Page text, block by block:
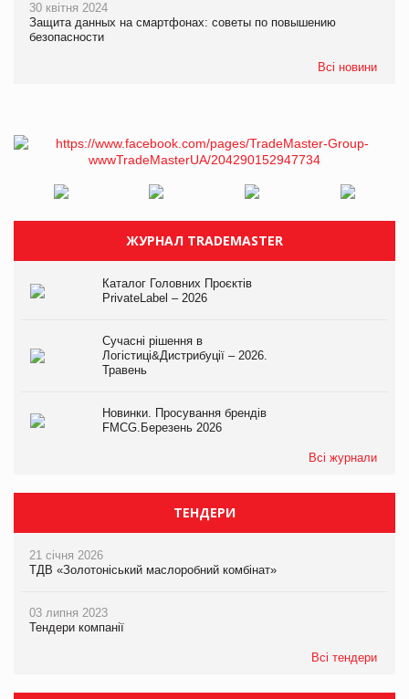
30 квітня 2024
Защита данных на смартфонах: советы по повышению
безопасности
Всі новини
ЖУРНАЛ TRADEMASTER
Каталог Головних Проєктів
PrivateLabel – 2026
Сучасні рішення в
Логістиці&Дистрибуції – 2026.
Травень
Новинки. Просування брендів
FMCG.Березень 2026
Всі журнали
ТЕНДЕРИ
21 січня 2026
ТДВ «Золотоніський маслоробний комбінат»
03 липня 2023
Тендери компанії
Всі тендери